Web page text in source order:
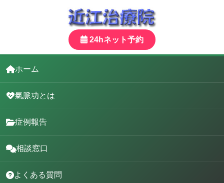
24hネット予約
ホーム
氣脈功とは
症例報告
相談窓口
よくある質問